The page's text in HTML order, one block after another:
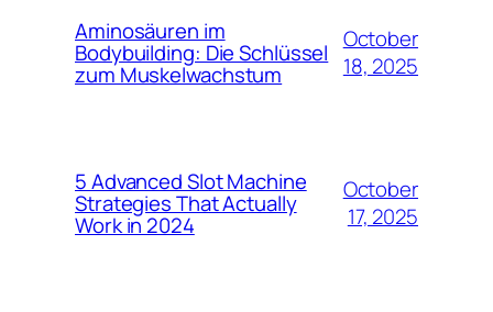
Aminosäuren im
Bodybuilding: Die Schlüssel
zum Muskelwachstum
October
18, 2025
5 Advanced Slot Machine
Strategies That Actually
Work in 2024
October
17, 2025